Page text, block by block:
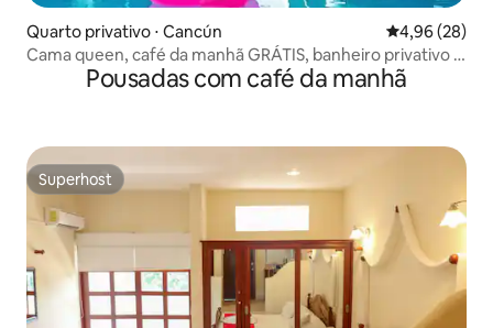
Quarto privativo ⋅ Cancún 4,96 de uma
4,96 (28)
Cama queen, café da manhã GRÁTIS, banheiro privativo e
Pousadas com café da manhã
Superhost
Superhost